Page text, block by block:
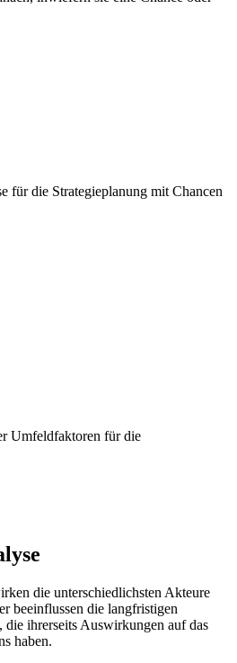
für die Strategieplanung mit Chancen
Umfeldfaktoren für die
die unterschiedlichsten Akteure
beeinflussen die langfristigen
ihrerseits Auswirkungen auf das
haben.